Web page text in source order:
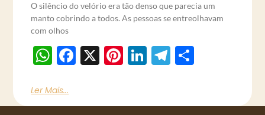
O silêncio do velório era tão denso que parecia um
manto cobrindo a todos. As pessoas se entreolhavam
com olhos
WhatsApp
Facebook
X Pinterest
LinkedIn
Telegram
Ler Mais...